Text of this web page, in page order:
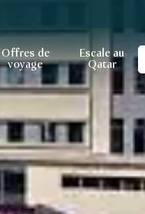
Offres de
voyage
Escale au
Qatar